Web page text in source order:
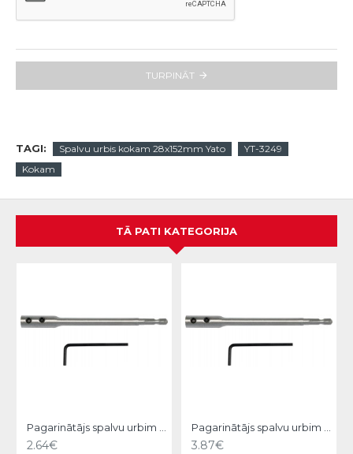
TURPINĀT
TAGI: Spalvu urbis kokam 28x152mm Yato
YT-3249
Kokam
TĀ PATI KATEGORIJA
Pagarinātājs spalvu urbim 150mm Yato
2.64€
Pagarinātājs spalvu urbim 300mm Yato
3.87€